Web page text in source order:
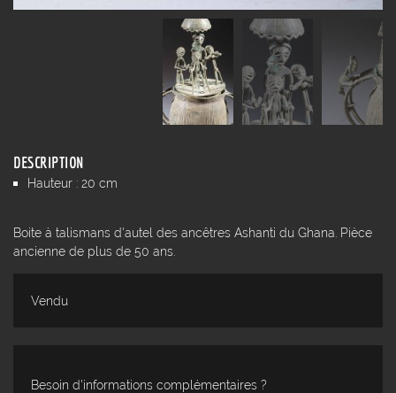
DESCRIPTION
Hauteur : 20 cm
Boite à talismans d'autel des ancêtres Ashanti du Ghana. Pièce
ancienne de plus de 50 ans.
Vendu
Besoin d'informations complémentaires ?